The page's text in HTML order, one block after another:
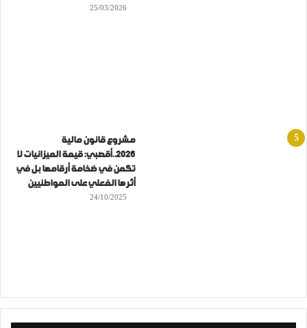
25/03/2026
مشروع قانون مالية
2026..أقصبي: قيمة الميزانيات لا
تكمن في ضخامة أرقامها بل في
أثرها الفعلي على المواطنيين
24/10/2025